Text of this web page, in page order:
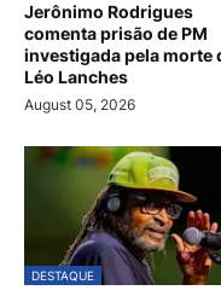
Jerônimo Rodrigues
comenta prisão de PM
investigada pela morte
Léo Lanches
August 05, 2026
DESTAQUE